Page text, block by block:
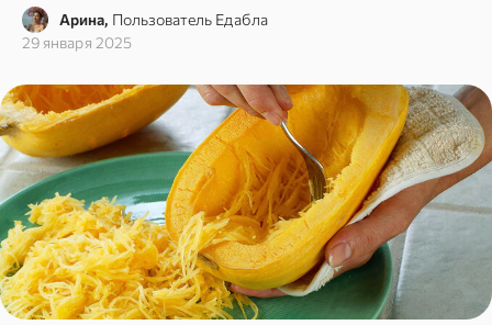
Арина, Пользователь Едабла
29 января 2025